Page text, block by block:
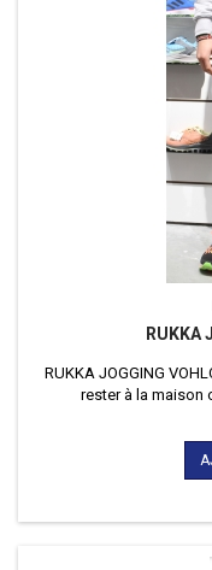
RUKKA
RUKKA JOGGING
rester à la maison